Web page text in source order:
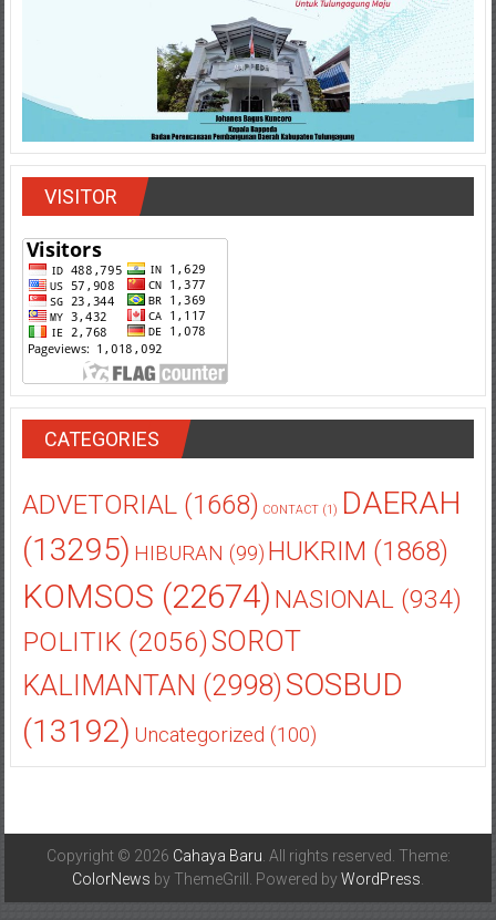
VISITOR
CATEGORIES
ADVETORIAL(1668) CONTACT(1) DAERAH
(13295) HIBURAN (99) HUKRIM (1868)
KOMSOS (22674) NASIONAL(934)
POLITIK(2056)SOROT
KALIMANTAN (2998)SOSBUD
(13192) Uncategorized (100)
Copyright © 2026 Cahaya Baru. All rights reserved. Theme:
ColorNews by ThemeGrill. Powered byWordPress.